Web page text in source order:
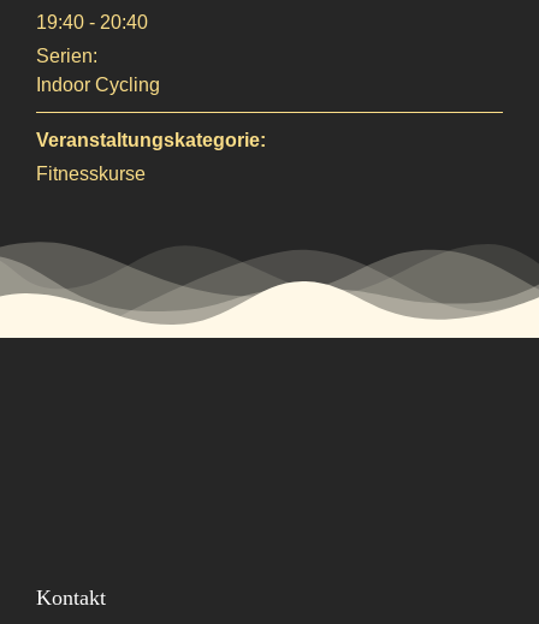
19:40 - 20:40
Serien:
Indoor Cycling
Veranstaltungskategorie:
Fitnesskurse
Kontakt